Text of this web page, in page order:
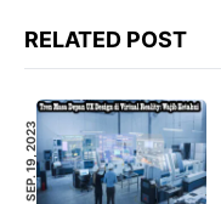
RELATED POST
SEP. 19, 2023